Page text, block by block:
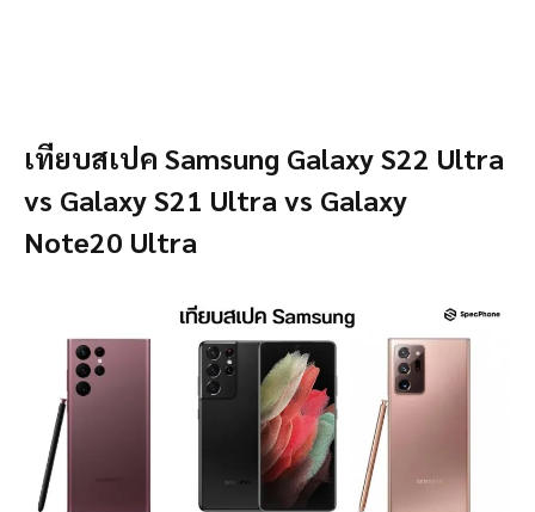
เทียบสเปค Samsung Galaxy S22 Ultra
vs Galaxy S21 Ultra vs Galaxy
Note20 Ultra